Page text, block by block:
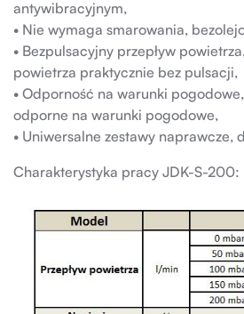
antywibracyjnym,
• Nie wymaga smarowania,
• Bezpulsacyjny przepływ
powietrza praktycznie bez pulsacji,
• Odporność na warunki
odporne na warunki pogodowe,
• Uniwersalne zestawy naprawcze,
Charakterystyka pracy JDK-S-200: